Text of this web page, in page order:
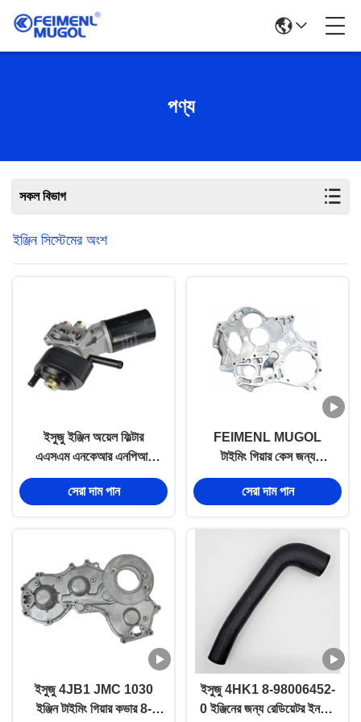
পণ্য
সকল বিভাগ
ইঞ্জিন সিস্টেমের অংশ
ইসুজু ইঞ্জিন অয়েল ফিল্টার
এএসএম এনকেআর এনপিআর
এলএফ 4 জেএইচ 1 8-
97239978-1 এর জন্য
সেরা দাম পান
FEIMENL MUGOL
টাইমিং গিয়ার কেস জন্য
ISUZU 4JB1 JMC
1030 8-94155361-0
সেরা দাম পান
ইসুজু 4JB1 JMC 1030
ইঞ্জিন টাইমিং গিয়ার কভার 8-
ইসুজু 4HK1 8-98006452-
0 ইঞ্জিনের জন্য রেডিয়েটর ইনলেট